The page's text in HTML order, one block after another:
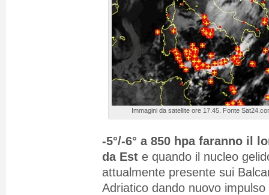
Immagini da satellite ore 17.45. Fonte
-5°/-6° a 850 hpa faranno il
da Est e quando il nucleo
attualmente presente sui
Adriatico dando nuovo